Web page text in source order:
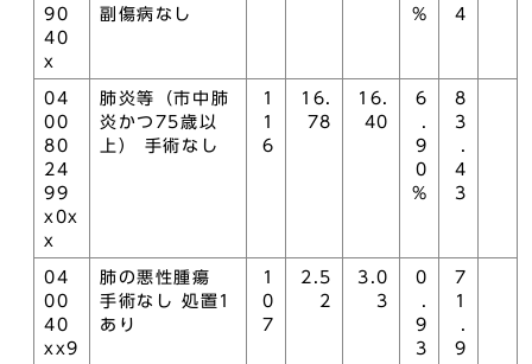
90
40
x
副傷病なし
%
4
04
00
80
24
99
x0x
x
肺炎等（市中肺
炎かつ75歳以
上） 手術なし
1
1
6
16.
78
16.
40
6
.
9
0
%
8
3
.
4
3
04
00
40
xx9
肺の悪性腫瘍
手術なし 処置1
あり
1
0
7
2.5
2
3.0
3
0
.
9
3
7
1
.
9